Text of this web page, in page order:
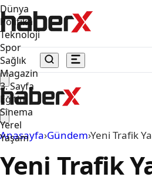
Dünya
Politika
Teknoloji
Spor
Sağlık
Magazin
3. Sayfa
Eğitim
Sinema
Yerel
Yaşam
Anasayfa›Gündem›Yeni Trafik
Yeni Trafik